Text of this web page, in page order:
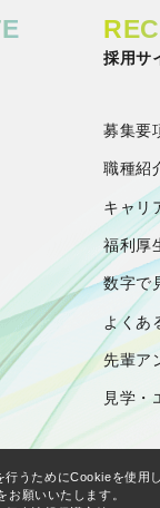
採用サ
募集要
職種紹
キャリ
福利厚
数字で
よくあ
先輩ア
見学・
行うためにCookieを使用
お願いいたします。